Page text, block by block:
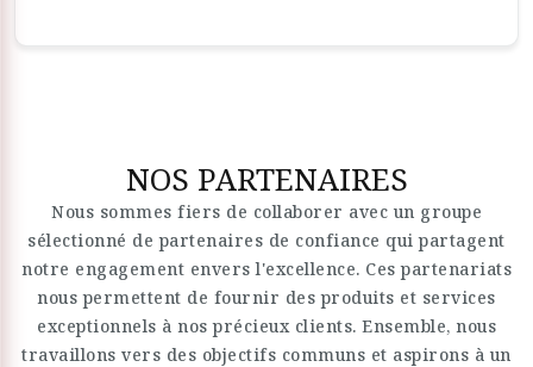
NOS PARTENAIRES
Nous sommes fiers de collaborer avec un groupe
sélectionné de partenaires de confiance qui partagent
notre engagement envers l'excellence. Ces partenariats
nous permettent de fournir des produits et services
exceptionnels à nos précieux clients. Ensemble, nous
travaillons vers des objectifs communs et aspirons à un